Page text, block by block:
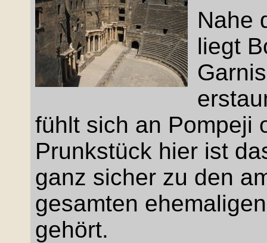
Nahe
liegt
fühlt sich an Pompeji
Prunkstück hier ist
ganz sicher zu den
gesamten
gehört.